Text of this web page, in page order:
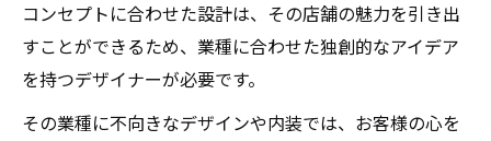
コンセプトに合わせた設計は、その店舗の魅力を引き出
すことができるため、業種に合わせた独創的なアイデア
を持つデザイナーが必要です。
その業種に不向きなデザインや内装では、お客様の心を